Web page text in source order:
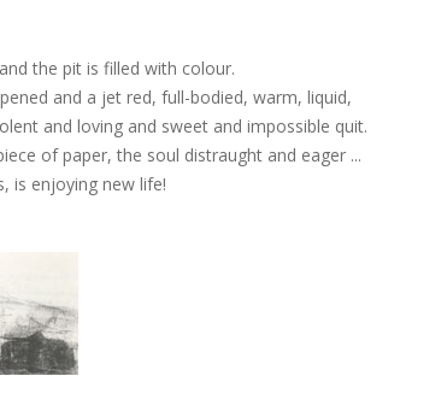
the pit is filled with colour.
and a jet red, full-bodied, warm, liquid,
and loving and sweet and impossible quit.
of paper, the soul distraught and eager ...
is enjoying new life!